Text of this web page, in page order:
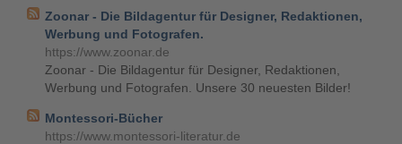
Zoonar - Die Bildagentur für Designer, Redaktionen,
Werbung und Fotografen.
https://www.zoonar.de
Zoonar - Die Bildagentur für Designer, Redaktionen,
Werbung und Fotografen. Unsere 30 neuesten Bilder!
Montessori-Bücher
https://www.montessori-literatur.de